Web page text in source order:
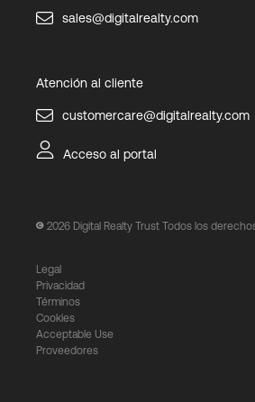
sales@digitalrealty.com
Atención al cliente
customercare@digitalrealty.com
Acceso al portal
2026 Digital Realty Trust Todos los
Legal
Privacidad
Términos
Cookies
Acceptable Use
Proveedores